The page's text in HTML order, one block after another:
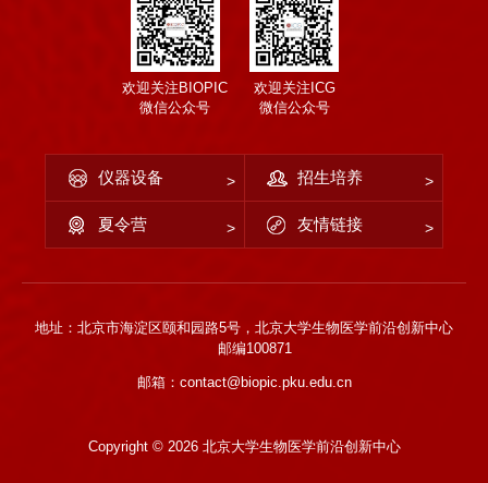
欢迎关注BIOPIC
微信公众号
欢迎关注ICG
微信公众号
仪器设备 招生培养
夏令营 友情链接
地址：北京市海淀区颐和园路5号，北京大学生物医学前沿创新中心
邮编100871
邮箱：contact@biopic.pku.edu.cn
Copyright © 2026 北京大学生物医学前沿创新中心